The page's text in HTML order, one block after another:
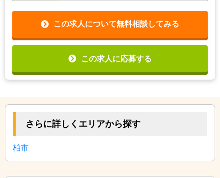
この求人について無料相談してみる
この求人に応募する
さらに詳しくエリアから探す
柏市